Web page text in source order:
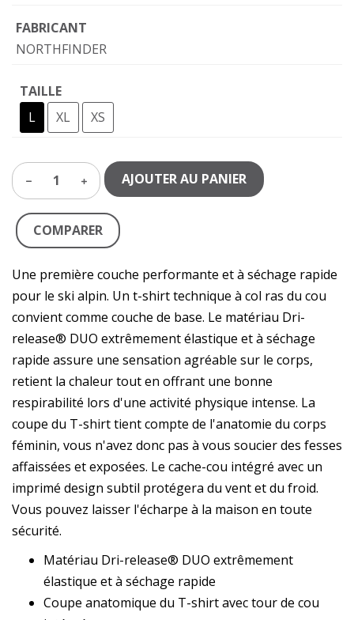
FABRICANT
NORTHFINDER
TAILLE
L
XL XS
1 AJOUTER AU PANIER
COMPARER
Une première couche performante et à séchage rapide
pour le ski alpin. Un t-shirt technique à col ras du cou
convient comme couche de base. Le matériau Dri-
release® DUO extrêmement élastique et à séchage
rapide assure une sensation agréable sur le corps,
retient la chaleur tout en offrant une bonne
respirabilité lors d'une activité physique intense. La
coupe du T-shirt tient compte de l'anatomie du corps
féminin, vous n'avez donc pas à vous soucier des fesses
affaissées et exposées. Le cache-cou intégré avec un
imprimé design subtil protégera du vent et du froid.
Vous pouvez laisser l'écharpe à la maison en toute
sécurité.
Matériau Dri-release® DUO extrêmement
élastique et à séchage rapide
Coupe anatomique du T-shirt avec tour de cou